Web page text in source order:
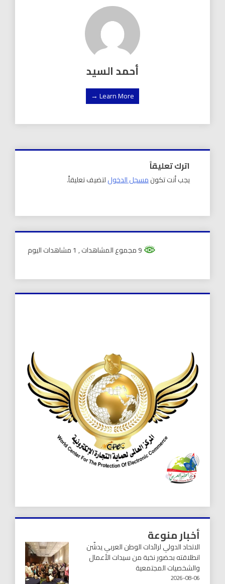
أحمد السيد
Learn More →
اترك تعليقاً
يجب أنت تكونمسجل الدخوللتضيف تعليقاً.
, 1 مشاهدات اليوم
أخبار منوعة
الاتحاد الدولي لرائدات الوطن العربي يدشّن
انطلاقته بحضور نخبة من سيدات الأعمال
والشخصيات المجتمعية
2026-08-06